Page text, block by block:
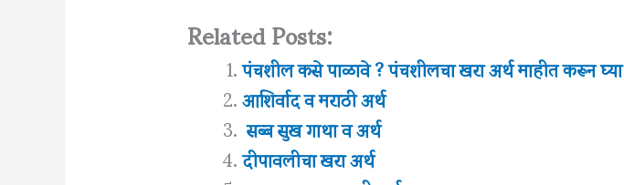
Related Posts:
पंचशील कसे पाळावे ? पंचशीलचा खरा अर्थ माहीत करून घ्या
आशिर्वाद व मराठी अर्थ
सब्ब सुख गाथा व अर्थ
दीपावलीचा खरा अर्थ